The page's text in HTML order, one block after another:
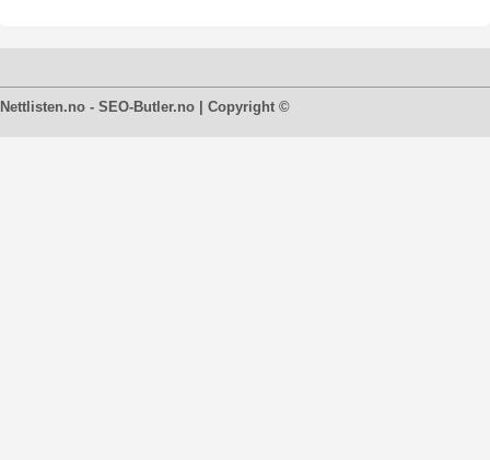
Nettlisten.no - SEO-Butler.no | Copyright ©